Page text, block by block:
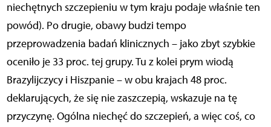
niechętnych szczepieniu w tym kraju podaje właśnie ten
powód). Po drugie, obawy budzi tempo
przeprowadzenia badań klinicznych – jako zbyt szybkie
oceniło je 33 proc. tej grupy. Tu z kolei prym wiodą
Brazylijczycy i Hiszpanie – w obu krajach 48 proc.
deklarujących, że się nie zaszczepią, wskazuje na tę
przyczynę. Ogólna niechęć do szczepień, a więc coś, co